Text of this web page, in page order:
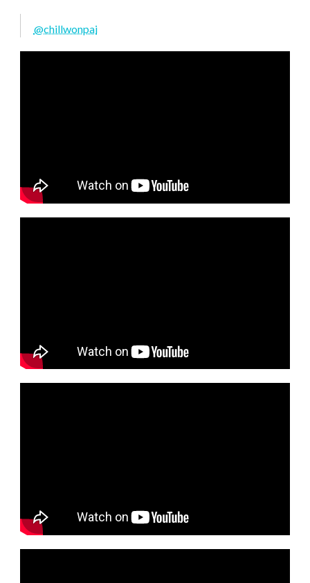
@chillwonpai